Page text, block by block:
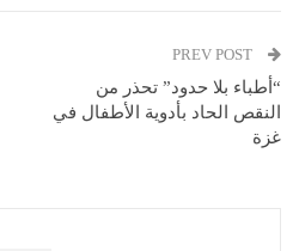
“أطباء بلا حدود” تحذر من
النقص الحاد بأدوية الأطفال في
غزة